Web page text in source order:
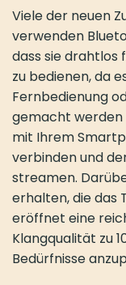
Viele der neuen
verwenden
dass sie drahtlos
zu bedienen, da
Fernbedienung
gemacht werden
mit Ihrem
verbinden und
streamen.
erhalten, die das
eröffnet eine
Klangqualität zu
Bedürfnisse